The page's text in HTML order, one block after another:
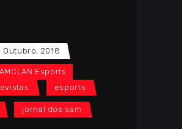
Outubro, 2018
Esports
esports
jornal dos sam